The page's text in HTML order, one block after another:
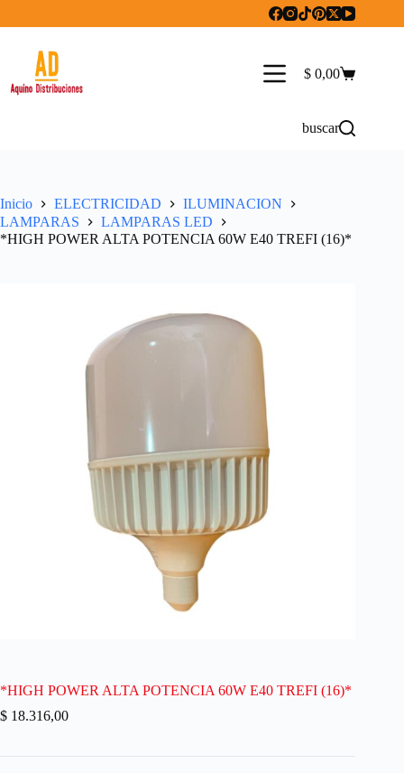
Carro
$ 0,00
buscar
Inicio ELECTRICIDAD
ILUMINACION
LAMPARAS
LAMPARAS LED
*HIGH POWER ALTA POTENCIA 60W E40 TREFI (16)*
*HIGH POWER ALTA POTENCIA 60W E40 TREFI (16)*
$ 18.316,00